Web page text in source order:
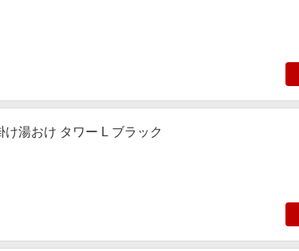
湯おけ タワー L ブラック